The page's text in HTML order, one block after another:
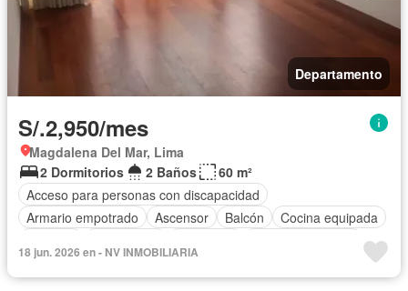
Departamento
S/.2,950/mes
Magdalena Del Mar, Lima
2 Dormitorios
2 Baños
60 m²
Acceso para personas con discapacidad
Armario empotrado
Ascensor Balcón
Cocina equipada
Permite niños
Parcialmente amoblado
18 jun. 2026 en - NV INMOBILIARIA